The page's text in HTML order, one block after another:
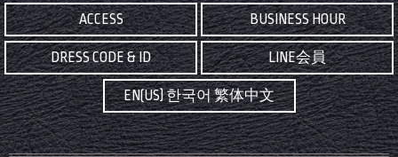
ACCESS BUSINESS HOUR
DRESS CODE & ID LINE会員
EN(US) 한국어 繁体中文